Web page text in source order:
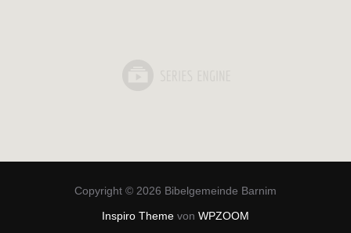
Copyright © 2026 Bibelgemeinde Barnim
Inspiro Theme von WPZOOM